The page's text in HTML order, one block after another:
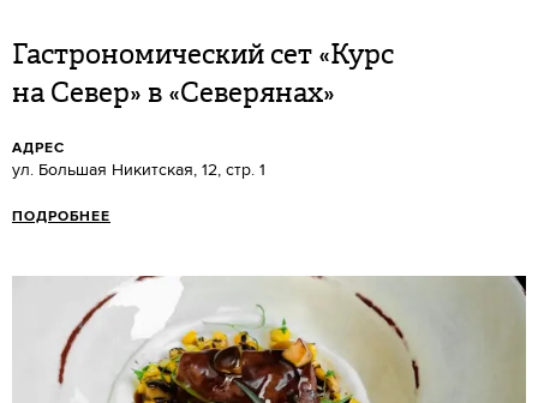
Гастрономический сет «Курс
на Север» в «Северянах»
АДРЕС
ул. Большая Никитская, 12, стр. 1
ПОДРОБНЕЕ